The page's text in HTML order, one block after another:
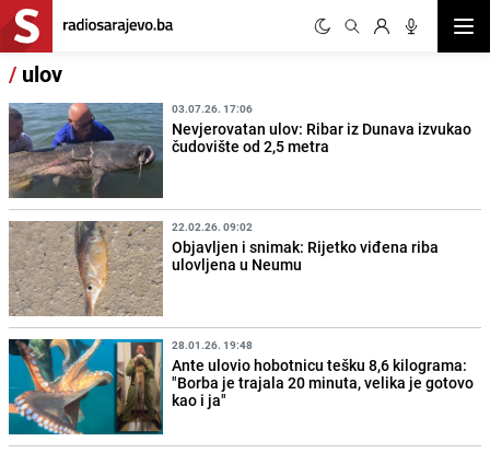
/ ulov
03.07.26. 17:06
Nevjerovatan ulov: Ribar iz Dunava izvukao
čudovište od 2,5 metra
22.02.26. 09:02
Objavljen i snimak: Rijetko viđena riba
ulovljena u Neumu
28.01.26. 19:48
Ante ulovio hobotnicu tešku 8,6 kilograma:
"Borba je trajala 20 minuta, velika je gotovo
kao i ja"